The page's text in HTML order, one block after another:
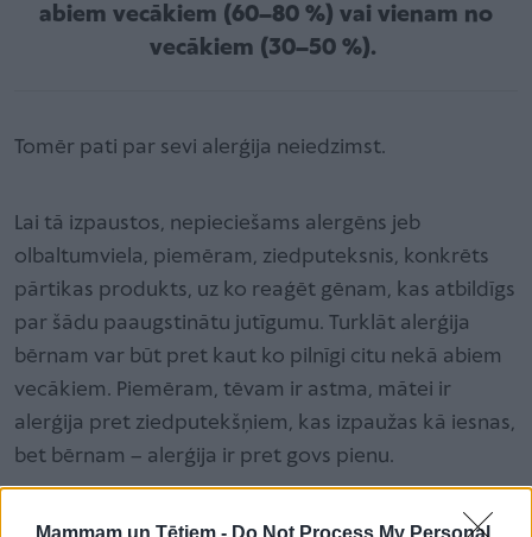
Mammam un Tētiem - Do Not Process My Personal
abiem vecākiem (60–80 %) vai vienam no
vecākiem (30–50 %).
Tomēr pati par sevi alerģija neiedzimst.
Lai tā izpaustos, nepieciešams alergēns jeb
olbaltumviela, piemēram, ziedputeksnis, konkrēts
pārtikas produkts, uz ko reaģēt gēnam, kas atbildīgs
par šādu paaugstinātu jutīgumu. Turklāt alerģija
bērnam var būt pret kaut ko pilnīgi citu nekā abiem
vecākiem. Piemēram, tēvam ir astma, mātei ir
alerģija pret ziedputekšņiem, kas izpaužas kā iesnas,
bet bērnam – alerģija ir pret govs pienu.
Alerģiju pret ziedputekšņiem (polinozi) izraisa augu